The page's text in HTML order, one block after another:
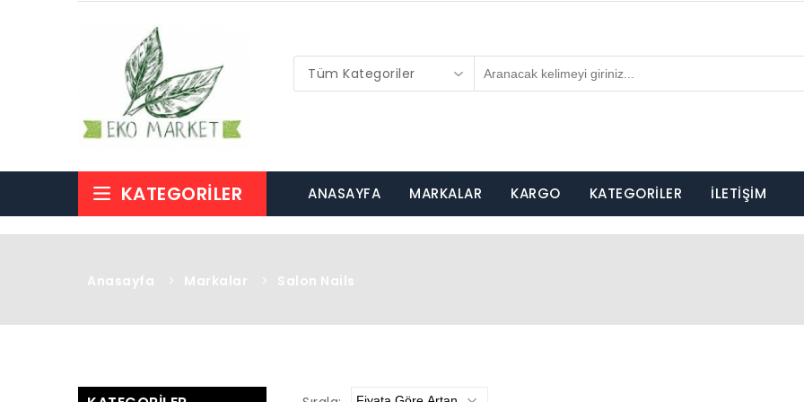
Tüm Kategoriler
KATEGORILER ANASAYFA MARKALAR KARGO KATEGORİLER İLETİŞİM
Anasayfa > Markalar > Salon Nails